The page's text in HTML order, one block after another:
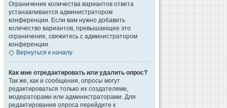
Ограничение количества вариантов ответа
устанавливается администратором
конференции. Если вам нужно добавить
количество вариантов, превышающее это
ограничение, свяжитесь с администратором
конференции.
Вернуться к началу
Как мне отредактировать или удалить опрос?
Так же, как и сообщения, опросы могут
редактироваться только их создателями,
модераторами или администраторами. Для
редактирования опроса перейдите к